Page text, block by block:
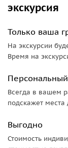
экскурсия
Только ваша
На экскурсии
Время на
Всегда в вашем
подскажет места
Выгодно
Стоимость